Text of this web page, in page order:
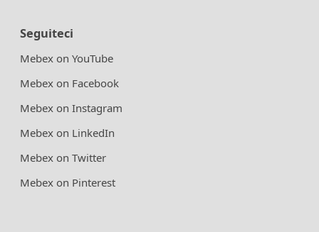
Seguiteci
Mebex on YouTube
Mebex on Facebook
Mebex on Instagram
Mebex on LinkedIn
Mebex on Twitter
Mebex on Pinterest